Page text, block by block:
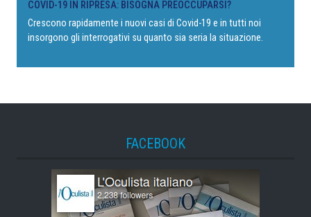
COVID-19 IN RIPRESA: BISOGNA PREOCCUPARSI?
Crescono rapidamente i nuovi casi di Covid-19 e in tutti noi
insorgono gli interrogativi su quanto sia seria la situazione.
FACEBOOK